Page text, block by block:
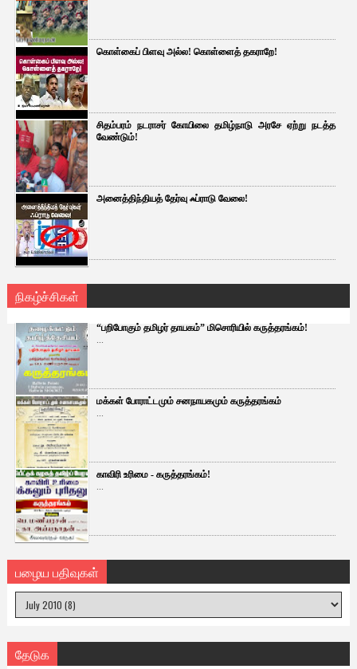
கொள்கைப் பிளவு அல்ல! கொள்ளைத் தகராறே!
சிதம்பரம் நடராசர் கோயிலை தமிழ்நாடு அரசே ஏற்று நடத்த
வேண்டும்!
அனைத்திந்தியத் தேர்வு ஃப்ராடு வேலை!
நிகழ்ச்சிகள்
“பறிபோகும் தமிழர் தாயகம்” மிசொரியில் கருத்தரங்கம்!
...
மக்கள் போராட்டமும் சனநாயகமும் கருத்தரங்கம்
...
காவிரி உரிமை - கருத்தரங்கம்!
...
பழைய பதிவுகள்
தேடுக